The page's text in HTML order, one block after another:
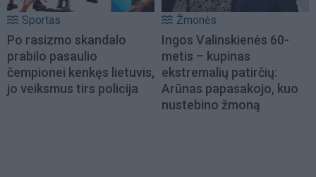
Sportas
Po rasizmo skandalo
prabilo pasaulio
čempionei kenkęs lietuvis,
jo veiksmus tirs policija
Žmonės
Ingos Valinskienės 60-
metis – kupinas
ekstremalių patirčių:
Arūnas papasakojo, kuo
nustebino žmoną